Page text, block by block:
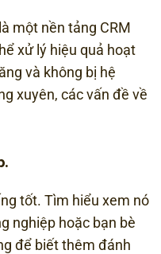
một nền tảng CRM
xử lý hiệu quả hoạt
và không bị hệ
xuyên, các vấn đề về
tốt. Tìm hiểu xem nó
nghiệp hoặc bạn bè
để biết thêm đánh